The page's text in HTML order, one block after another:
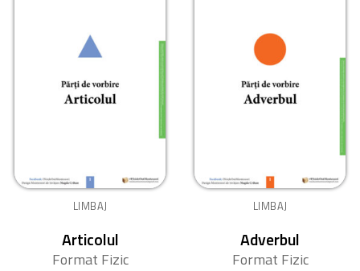
LIMBAJ
Articolul
Format Fizic
LIMBAJ
Adverbul
Format Fizic